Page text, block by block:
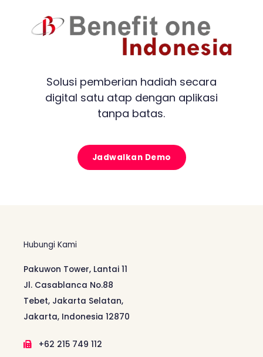
Solusi pemberian hadiah secara
digital satu atap dengan aplikasi
tanpa batas.
Jadwalkan Demo
Hubungi Kami
Pakuwon Tower, Lantai 11
Jl. Casablanca No.88
Tebet, Jakarta Selatan,
Jakarta, Indonesia 12870
+62 215 749 112